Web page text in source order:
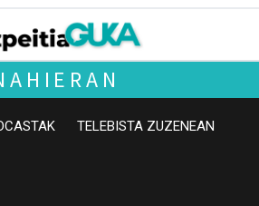
TELEBISTA ZUZENEAN